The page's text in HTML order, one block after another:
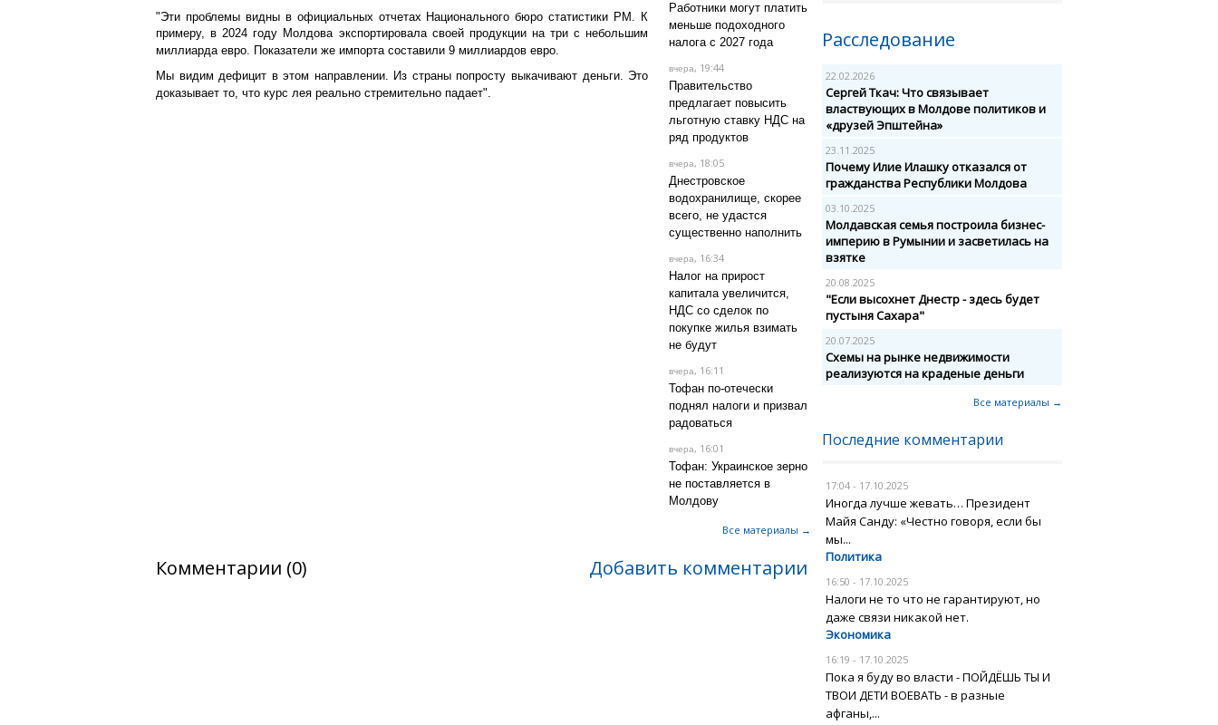
"Эти проблемы видны в официальных отчетах Национального бюро статистики РМ. К
примеру, в 2024 году Молдова экспортировала своей продукции на три с небольшим
миллиарда евро. Показатели же импорта составили 9 миллиардов евро.
Мы видим дефицит в этом направлении. Из страны попросту выкачивают деньги. Это
доказывает то, что курс лея реально стремительно падает".
Работники могут платить
меньше подоходного
налога с 2027 года
вчера, 19:44
Правительство
предлагает повысить
льготную ставку НДС на
ряд продуктов
вчера, 18:05
Днестровское
водохранилище, скорее
всего, не удастся
существенно наполнить
вчера, 16:34
Налог на прирост
капитала увеличится,
НДС со сделок по
покупке жилья взимать
не будут
вчера, 16:11
Тофан по-отечески
поднял налоги и призвал
радоваться
вчера, 16:01
Тофан: Украинское зерно
не поставляется в
Молдову
Все материалы →
Комментарии (0) Добавить комментарии
Расследование
22.02.2026
Сергей Ткач: Что связывает
властвующих в Молдове политиков и
«друзей Эпштейна»
23.11.2025
Почему Илие Илашку отказался от
гражданства Республики Молдова
03.10.2025
Молдавская семья построила бизнес-
империю в Румынии и засветилась на
взятке
20.08.2025
"Если высохнет Днестр - здесь будет
пустыня Сахара"
20.07.2025
Схемы на рынке недвижимости
реализуются на краденые деньги
Все материалы →
Последние комментарии
17:04 - 17.10.2025
Иногда лучше жевать… Президент
Майя Санду: «Честно говоря, если бы
мы...
Политика
16:50 - 17.10.2025
Налоги не то что не гарантируют, но
даже связи никакой нет.
Экономика
16:19 - 17.10.2025
Пока я буду во власти - ПОЙДЁШЬ ТЫ И
ТВОИ ДЕТИ ВОЕВАТЬ - в разные
афганы,...